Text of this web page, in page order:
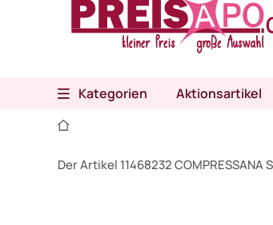
Kategorien Aktionsartikel
Der Artikel 11468232